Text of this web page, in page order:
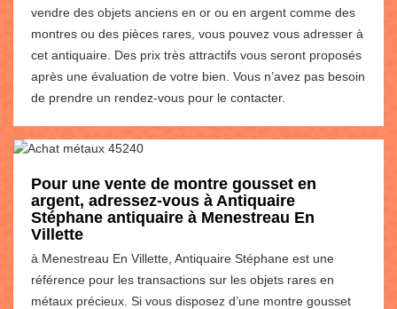
vendre des objets anciens en or ou en argent comme des
montres ou des pièces rares, vous pouvez vous adresser à
cet antiquaire. Des prix très attractifs vous seront proposés
après une évaluation de votre bien. Vous n’avez pas besoin
de prendre un rendez-vous pour le contacter.
Pour une vente de montre gousset en
argent, adressez-vous à Antiquaire
Stéphane antiquaire à Menestreau En
Villette
à Menestreau En Villette, Antiquaire Stéphane est une
référence pour les transactions sur les objets rares en
métaux précieux. Si vous disposez d’une montre gousset